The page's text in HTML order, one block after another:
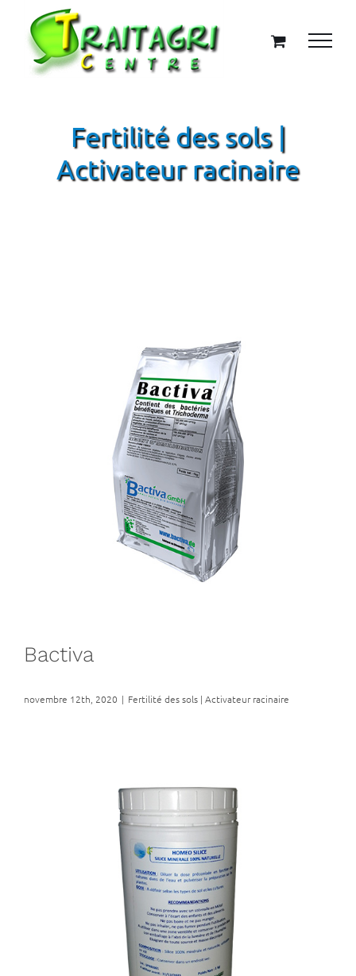
contenu
Fertilité des sols |
Activateur racinaire
Bactiva
novembre 12th, 2020 | Fertilité des sols | Activateur racinaire